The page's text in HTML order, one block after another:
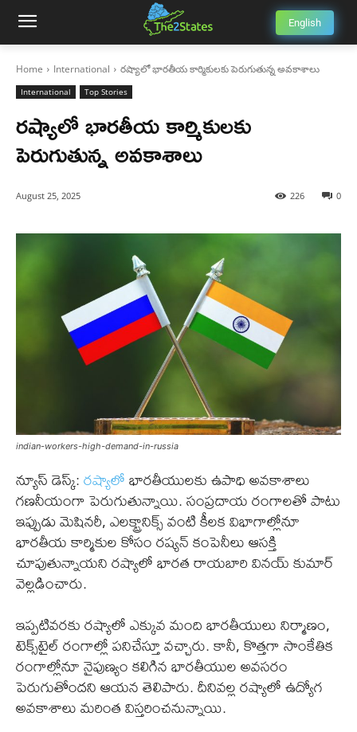
English
Home International రష్యాలో భారతీయ కార్మికులకు పెరుగుతున్న అవకాశాలు
International Top Stories
రష్యాలో భారతీయ కార్మికులకు
పెరుగుతున్న అవకాశాలు
August 25, 2025 0
226
indian-workers-high-demand-in-russia
న్యూస్ డెస్క్:రష్యాలోభారతీయులకు ఉపాధి అవకాశాలు
గణనీయంగా పెరుగుతున్నాయి. సంప్రదాయ రంగాలతో పాటు
ఇప్పుడు మెషినరీ, ఎలక్ట్రానిక్స్ వంటి కీలక విభాగాల్లోనూ
భారతీయ కార్మికుల కోసం రష్యన్ కంపెనీలు ఆసక్తి
చూపుతున్నాయని రష్యాలో భారత రాయబారి వినయ్ కుమార్
వెల్లడించారు.
ఇప్పటివరకు రష్యాలో ఎక్కువ మంది భారతీయులు నిర్మాణం,
టెక్స్‌టైల్ రంగాల్లో పనిచేస్తూ వచ్చారు. కానీ, కొత్తగా సాంకేతిక
రంగాల్లోనూ నైపుణ్యం కలిగిన భారతీయుల అవసరం
పెరుగుతోందని ఆయన తెలిపారు. దీనివల్ల రష్యాలో ఉద్యోగ
అవకాశాలు మరింత విస్తరించనున్నాయి.